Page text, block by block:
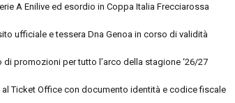
A Enilive ed esordio in Coppa Italia Frecciarossa
ufficiale e tessera Dna Genoa in corso di validità
promozioni per tutto l’arco della stagione ‘26/27
Ticket Office con documento identità e codice fiscale